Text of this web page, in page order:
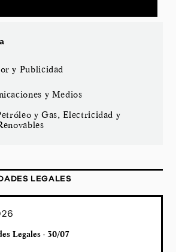
y Publicidad
y Medios
y Gas, Electricidad y
LEGALES
Legales - 30/07